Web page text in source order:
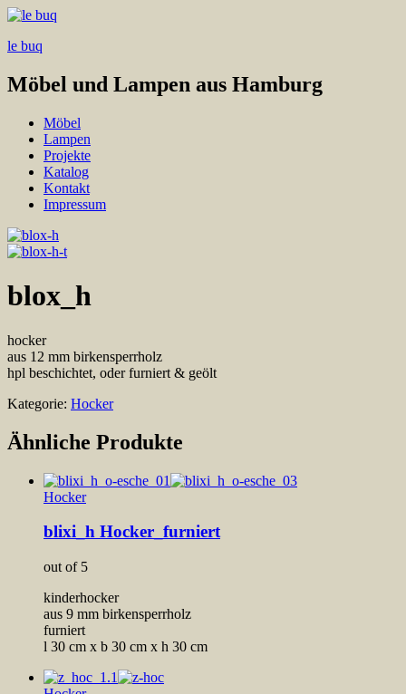
le buq
Möbel und Lampen aus Hamburg
Möbel
Lampen
Projekte
Katalog
Kontakt
Impressum
blox_h
hocker
aus 12 mm birkensperrholz
hpl beschichtet, oder furniert & geölt
Kategorie: Hocker
Ähnliche Produkte
Hocker
blixi_h Hocker_furniert
out of 5
kinderhocker
aus 9 mm birkensperrholz
furniert
l 30 cm x b 30 cm x h 30 cm